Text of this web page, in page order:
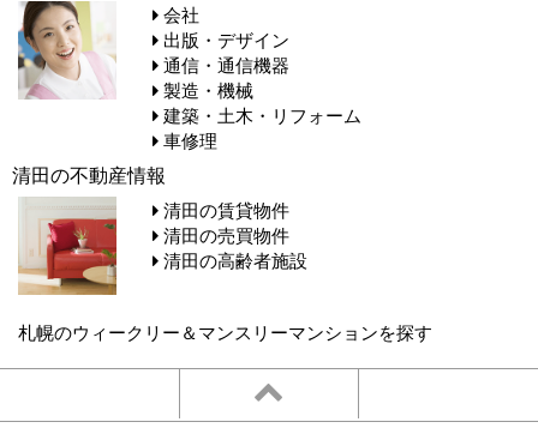
会社
出版・デザイン
通信・通信機器
製造・機械
建築・土木・リフォーム
車修理
清田の不動産情報
清田の賃貸物件
清田の売買物件
清田の高齢者施設
札幌のウィークリー＆マンスリーマンションを探す